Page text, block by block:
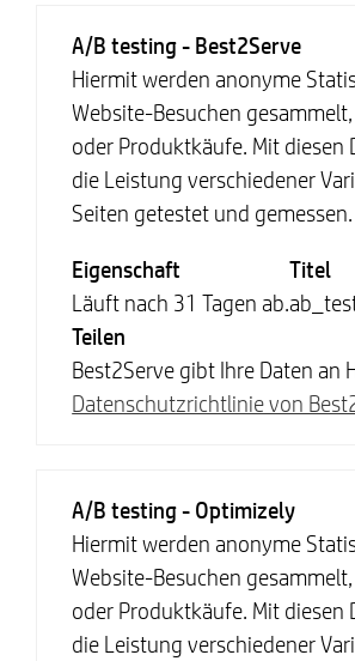
A/B testing - Best2Serve
Hiermit werden anonyme
Website-Besuchen
oder Produktkäufe. Mit diesen
die Leistung verschiedener
Seiten getestet und gemessen.
Eigenschaft
Läuft nach 31 Tagen ab.
Titel
Teilen
Best2Serve gibt Ihre Daten an
Datenschutzrichtlinie von
A/B testing - Optimizely
Hiermit werden anonyme
Website-Besuchen
oder Produktkäufe. Mit diesen
die Leistung verschiedener